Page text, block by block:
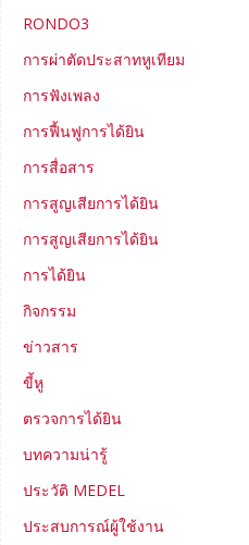
RONDO3
การผ่าตัดประสาทหูเทียม
การฟังเพลง
การฟื้นฟูการได้ยิน
การสื่อสาร
การสูญเสียการได้ยิน
การสูญเสียการได้ยิน
การได้ยิน
กิจกรรม
ข่าวสาร
ขี้หู
ตรวจการได้ยิน
บทความน่ารู้
ประวัติ MEDEL
ประสบการณ์ผู้ใช้งาน